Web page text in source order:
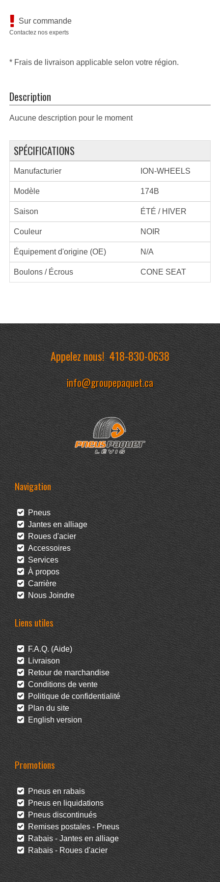
Sur commande
Contactez nos experts
* Frais de livraison applicable selon votre région.
Description
Aucune description pour le moment
SPÉCIFICATIONS
Manufacturier ION-WHEELS
Modèle 174B
Saison ÉTÉ / HIVER
Couleur NOIR
Équipement d'origine (OE) N/A
Boulons / Écrous CONE SEAT
Appelez nous!418-830-0638
info@groupepaquet.ca
Navigation
Pneus
Jantes en alliage
Roues d'acier
Accessoires
Services
À propos
Carrière
Nous Joindre
Liens utiles
F.A.Q. (Aide)
Livraison
Retour de marchandise
Conditions de vente
Politique de confidentialité
Plan du site
English version
Promotions
Pneus en rabais
Pneus en liquidations
Pneus discontinués
Remises postales - Pneus
Rabais - Jantes en alliage
Rabais - Roues d'acier